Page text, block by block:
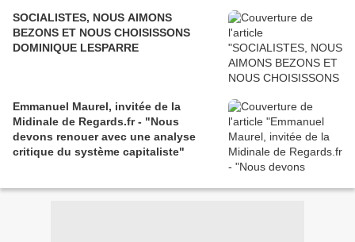
SOCIALISTES, NOUS AIMONS
BEZONS ET NOUS CHOISISSONS
DOMINIQUE LESPARRE
Emmanuel Maurel, invitée de la
Midinale de Regards.fr - "Nous
devons renouer avec une analyse
critique du système capitaliste"